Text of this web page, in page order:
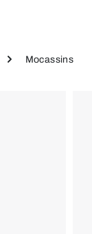
Mocassins